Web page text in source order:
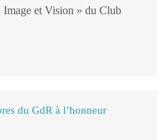
et Vision » du Club
du GdR à l’honneur